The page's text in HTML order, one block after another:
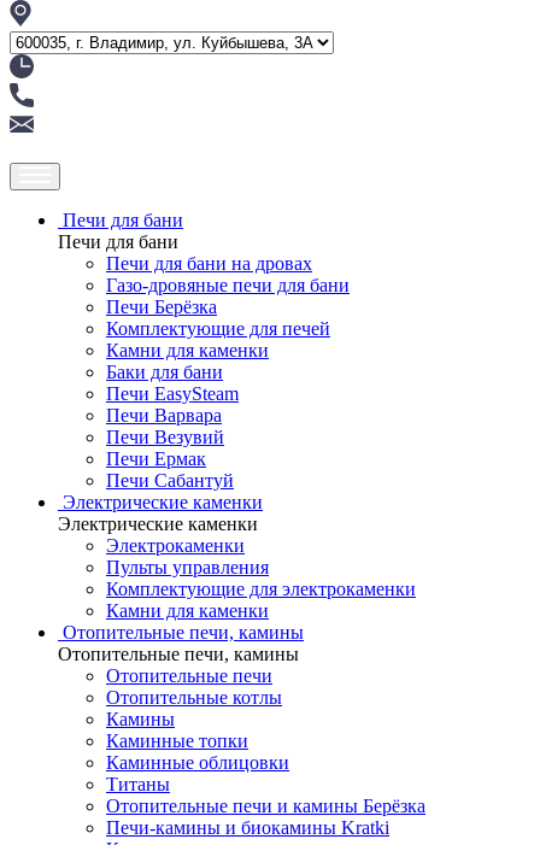
Печи для бани
Печи для бани
Печи для бани на дровах
Газо-дровяные печи для бани
Печи Берёзка
Комплектующие для печей
Камни для каменки
Баки для бани
Печи EasySteam
Печи Варвара
Печи Везувий
Печи Ермак
Печи Сабантуй
Электрические каменки
Электрические каменки
Электрокаменки
Пульты управления
Комплектующие для электрокаменки
Камни для каменки
Отопительные печи, камины
Отопительные печи, камины
Отопительные печи
Отопительные котлы
Камины
Каминные топки
Каминные облицовки
Титаны
Отопительные печи и камины Берёзка
Печи-камины и биокамины Kratki